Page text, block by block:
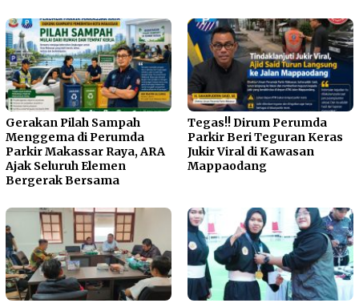
Gerakan Pilah Sampah
Menggema di Perumda
Parkir Makassar Raya, ARA
Ajak Seluruh Elemen
Bergerak Bersama
Tegas!! Dirum Perumda
Parkir Beri Teguran Keras
Jukir Viral di Kawasan
Mappaodang